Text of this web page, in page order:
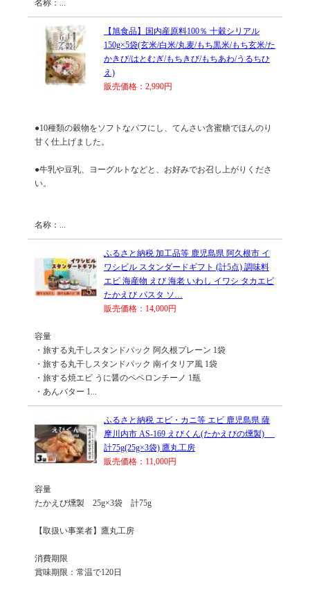
名称：...
【旭食品】国内産原料100％ 十穀シリアル
150g×5袋(玄米/白米/丸麦/もち黒米/もち玄米/た
かきび/はとむぎ/もちきび/もちあわ/うるちひ
え)
販売価格：2,990円
●10種類の穀物をソフトなパフにし、てんさい含蜜糖でほんのり
甘く仕上げました。
●牛乳や豆乳、ヨーグルトなどと、お好みでお召し上がりくださ
い。
名称：...
ふるさと納税 加工品等 鹿児島県 阿久根市 イ
ワシビル スタンダードギフト (計5点) 調味料
エビ 海産物 えび 海老 いわし イワシ タカエビ
たかえび パスタ ソ…
販売価格：14,000円
容量
・旅する丸干しスタンドパック 阿久根プレーン 1袋
・旅する丸干しスタンドパック 南イタリア風 1袋
・旅する焼エビ うに醤のペペロンチーノ 1瓶
・あんバター 1...
ふるさと納税 エビ・カニ等 エビ 鹿児島県 薩
摩川内市 AS-169 えびくん(たかえびの燻製)
計75g(25g×3袋) 鷹丸工房
販売価格：11,000円
容量
たかえび燻製 25g×3袋 計75g
【取扱い事業者】鷹丸工房
消費期限
賞味期限：常温で120日